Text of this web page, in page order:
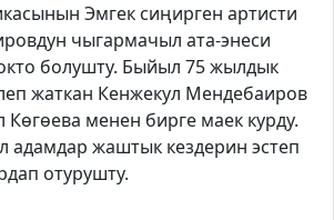
Эмгек сиңирген артисти
чыгармачыл ата-энеси
болушту. Быйыл 75 жылдык
жаткан Кенжекул Мендебаиров
менен бирге маек курду.
адамдар жаштык кездерин эстеп
отурушту.